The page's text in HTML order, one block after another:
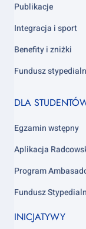
Publikacje
Integracja i sport
Benefity i zniżki
Fundusz
Footer
4
DLA
Egzamin wstępny
Aplikacja
Program
Fundusz
INICJATYWY